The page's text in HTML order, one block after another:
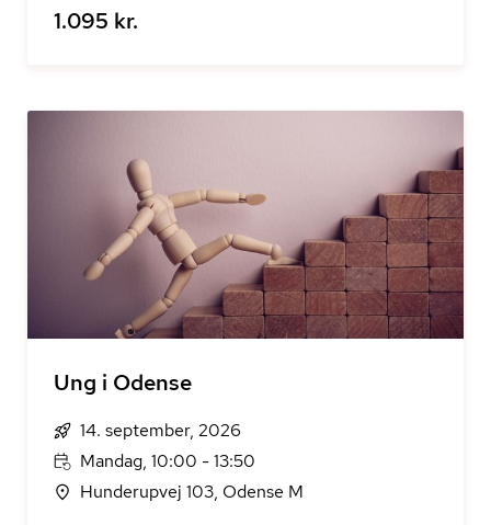
1.095 kr.
Ung i Odense
14. september, 2026
Mandag, 10:00 - 13:50
Hunderupvej 103, Odense M